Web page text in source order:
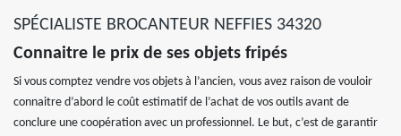
SPÉCIALISTE BROCANTEUR NEFFIES 34320
Connaitre le prix de ses objets fripés
Si vous comptez vendre vos objets à l’ancien, vous avez raison de vouloir
connaitre d’abord le coût estimatif de l’achat de vos outils avant de
conclure une coopération avec un professionnel. Le but, c’est de garantir